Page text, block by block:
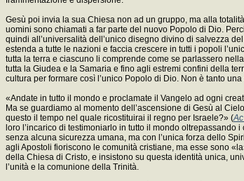
Gesù poi invia la sua Chiesa non ad un gruppo, ma alla
uomini sono chiamati a far parte del nuovo Popolo di Dio.
quindi all’universalità dell’unico disegno divino di salvezza
estenda a tutte le nazioni e faccia crescere in tutti i popoli
tutta la terra e ciascuno li comprende come se parlassero
tutta la Giudea e la Samaria e fino agli estremi confini della
cultura per formare così l’unico Popolo di Dio. Non è tanto
«Andate in tutto il mondo e proclamate il Vangelo ad ogni
Ma se guardiamo al momento dell’ascensione di Gesù al
questo il tempo nel quale ricostituirai il regno per Israele?» (
loro l’incarico di testimoniarlo in tutto il mondo
senza alcuna sicurezza umana, ma con l’unica forza dello
agli Apostoli fioriscono le comunità cristiane, ma esse sono
della Chiesa di Cristo, e insistono su questa identità unica,
l’unità e la comunione della Trinità.